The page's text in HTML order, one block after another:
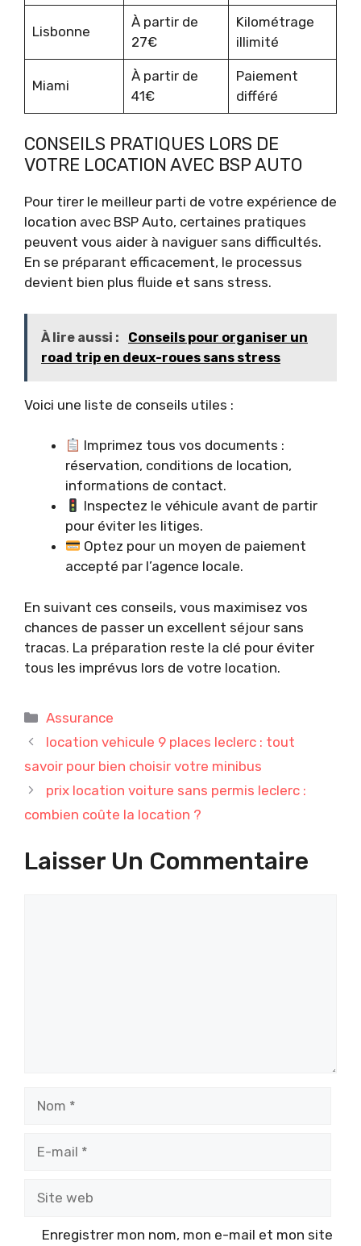
Lisbonne
À partir de
27€
Kilométrage
illimité
Miami
À partir de
41€
Paiement
différé
CONSEILS PRATIQUES LORS DE
VOTRE LOCATION AVEC BSP AUTO
Pour tirer le meilleur parti de votre expérience de
location avec BSP Auto, certaines pratiques
peuvent vous aider à naviguer sans difficultés.
En se préparant efficacement, le processus
devient bien plus fluide et sans stress.
À lire aussi :
Conseils pour organiser un
road trip en deux-roues sans stress
Voici une liste de conseils utiles :
Imprimez tous vos documents :
réservation, conditions de location,
informations de contact.
Inspectez le véhicule avant de partir
pour éviter les litiges.
Optez pour un moyen de paiement
accepté par l’agence locale.
En suivant ces conseils, vous maximisez vos
chances de passer un excellent séjour sans
tracas. La préparation reste la clé pour éviter
tous les imprévus lors de votre location.
Catégories
Assurance
location vehicule 9 places leclerc : tout
savoir pour bien choisir votre minibus
prix location voiture sans permis leclerc :
combien coûte la location ?
Laisser Un Commentaire
Enregistrer mon nom, mon e-mail et mon site